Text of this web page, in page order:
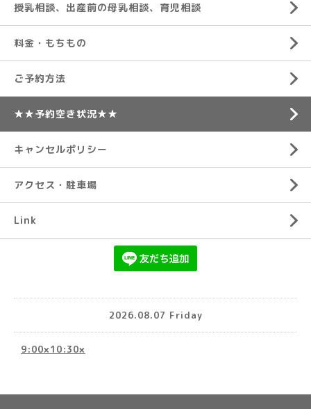
授乳相談、出産前の母乳相談、育児相談
料金・もちもの
ご予約方法
★★予約空き状況★★
キャンセルポリシー
アクセス・駐車場
Link
2026.08.07 Friday
9:00×10:30×